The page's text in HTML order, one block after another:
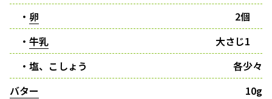
・ 卵
2個
・ 牛乳
大さじ1
・塩、こしょう
各少々
バター
10g